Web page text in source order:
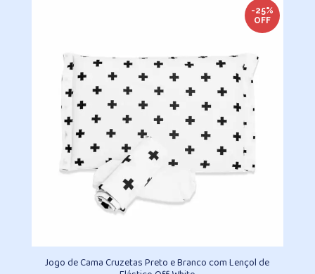
-25%
OFF
Jogo de Cama Cruzetas Preto e Branco com Lençol de